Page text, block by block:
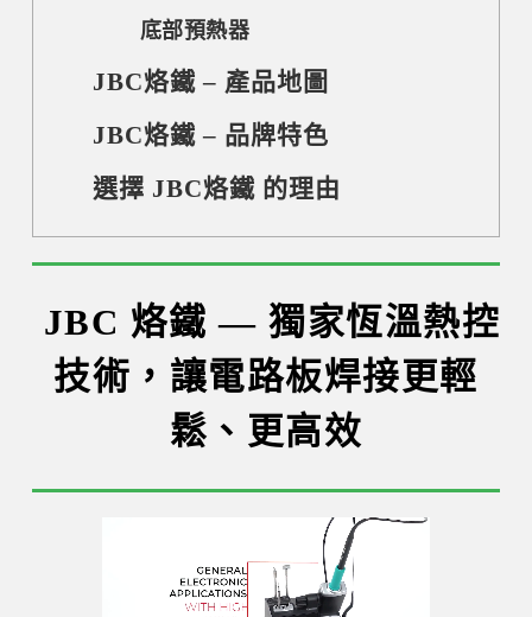
底部預熱器
JBC烙鐵 – 產品地圖
JBC烙鐵 – 品牌特色
選擇 JBC烙鐵 的理由
JBC 烙鐵 — 獨家恆溫熱控
技術，讓電路板焊接更輕
鬆、更高效